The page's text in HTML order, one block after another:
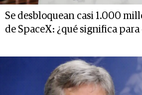
Se desbloquean casi 1.000
de SpaceX: ¿qué significa